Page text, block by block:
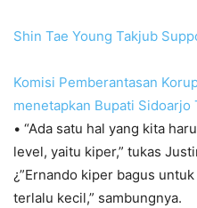
Shin Tae Young Takjub
Komisi Pemberantasan
menetapkan Bupati Sidoarjo
• “Ada satu hal yang kita
level, yaitu kiper,” tukas
¿”Ernando kiper bagus
terlalu kecil,” sambungnya.